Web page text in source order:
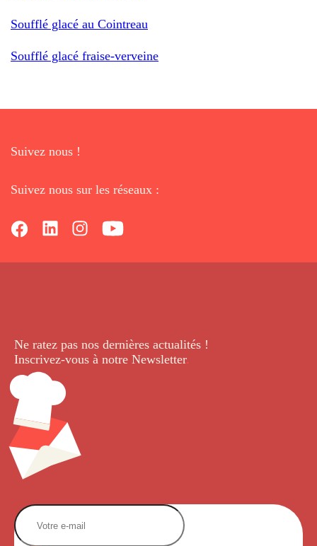
Soufflé glacé au Cointreau
Soufflé glacé fraise-verveine
Suivez nous !
Suivez nous sur les réseaux :
Ne ratez pas nos dernières actualités !
Inscrivez-vous à notre Newsletter.